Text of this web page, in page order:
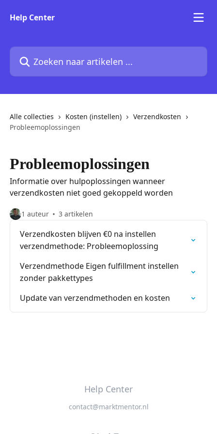
Help Center
Zoeken naar artikelen ...
Alle collecties Kosten (instellen)
Verzendkosten
Probleemoplossingen
Probleemoplossingen
Informatie over hulpoplossingen wanneer
verzendkosten niet goed gekoppeld worden
1 auteur 3 artikelen
Verzendkosten blijven €0 na instellen
verzendmethode: Probleemoplossing
Verzendmethode Eigen fulfillment instellen
zonder pakkettypes
Update van verzendmethoden en kosten
Help Center
contact@marktmentor.nl